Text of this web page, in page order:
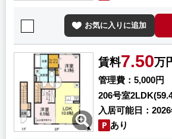
お気に入りに追加
賃料7.50万
管理費
5,000円
206号室
入居可能日
あり